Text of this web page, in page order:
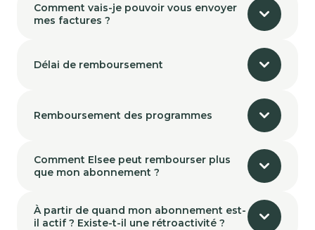
Comment vais-je pouvoir vous envoyer
mes factures ?
Délai de remboursement
Remboursement des programmes
Comment Elsee peut rembourser plus
que mon abonnement ?
À partir de quand mon abonnement est-
il actif ? Existe-t-il une rétroactivité ?